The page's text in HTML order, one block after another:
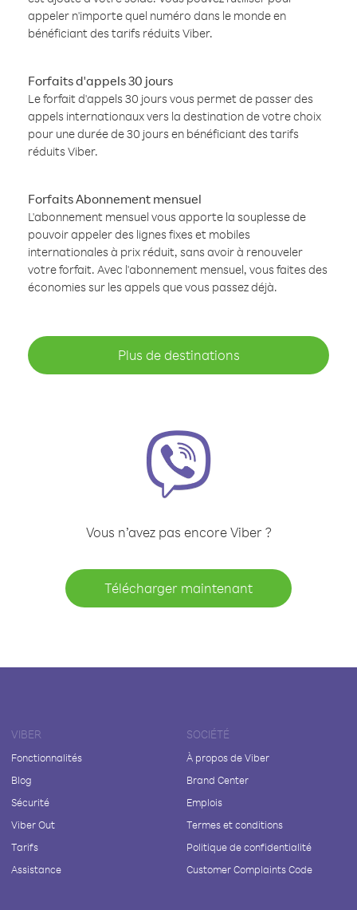
appeler n'importe quel numéro dans le monde en
bénéficiant des tarifs réduits Viber.
Forfaits d'appels 30 jours
Le forfait d'appels 30 jours vous permet de passer des
appels internationaux vers la destination de votre choix
pour une durée de 30 jours en bénéficiant des tarifs
réduits Viber.
Forfaits Abonnement mensuel
L'abonnement mensuel vous apporte la souplesse de
pouvoir appeler des lignes fixes et mobiles
internationales à prix réduit, sans avoir à renouveler
votre forfait. Avec l'abonnement mensuel, vous faites des
économies sur les appels que vous passez déjà.
Plus de destinations
Vous n’avez pas encore Viber ?
Télécharger maintenant
VIBER
Fonctionnalités
Blog
Sécurité
Viber Out
Tarifs
Assistance
SOCIÉTÉ
À propos de Viber
Brand Center
Emplois
Termes et conditions
Politique de confidentialité
Customer Complaints Code